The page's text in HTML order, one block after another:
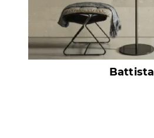
Battista